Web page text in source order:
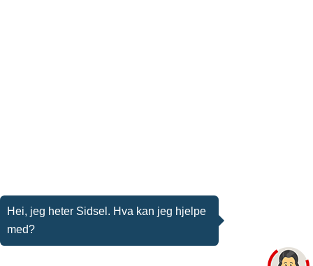
Hei, jeg heter Sidsel. Hva kan jeg hjelpe
med?